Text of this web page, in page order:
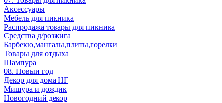
Аксессуары
Мебель для пикника
Распродажа товары для пикника
Средства д/розжига
Барбекю,мангалы,плиты,горелки
Товары для отдыха
Шампура
08. Новый год
Декор для дома НГ
Мишура и дождик
Новогодний декор